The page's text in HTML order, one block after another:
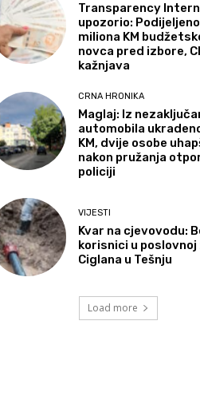
Transparency
upozorio:
miliona KM
novca pred izbore,
kažnjava
CRNA HRONIKA
Maglaj: Iz
automobila
KM, dvije osobe
nakon pružanja
policiji
VIJESTI
Kvar na cjevovodu:
korisnici u poslovnoj
Ciglana u Tešnju
Load more